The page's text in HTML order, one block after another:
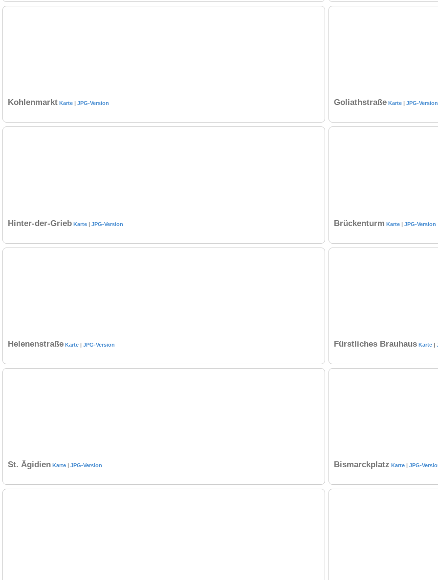
Kohlenmarkt Karte JPG-Version Goliathstraße Karte JPG-Version
Hinter-der-Grieb Karte | JPG-Version Brückenturm Karte | JPG-Version
Helenenstraße Karte | JPG-Version Fürstliches Brauhaus Karte |
St. Ägidien Karte JPG-Version Bismarckplatz Karte JPG-